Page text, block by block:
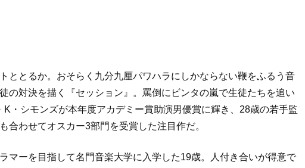
ととるか。おそらく九分九厘パワハラにしかならない鞭をふるう音
の対決を描く『セッション』。罵倒にビンタの嵐で生徒たちを追い
・シモンズが本年度アカデミー賞助演男優賞に輝き、28歳の若手監
合わせてオスカー3部門を受賞した注目作だ。
マーを目指して名門音楽大学に入学した19歳。人付き合いが得意で